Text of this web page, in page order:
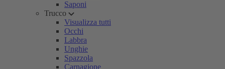
Saponi
Trucco
Visualizza tutti
Occhi
Labbra
Unghie
Spazzola
Carnagione